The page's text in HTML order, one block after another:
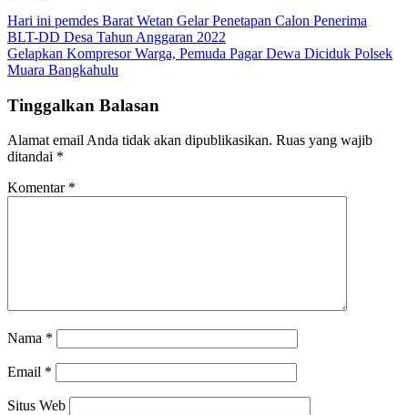
Navigasi
pos
Hari ini pemdes Barat Wetan Gelar Penetapan Calon Penerima
BLT-DD Desa Tahun Anggaran 2022
Gelapkan Kompresor Warga, Pemuda Pagar Dewa Diciduk Polsek
Muara Bangkahulu
Tinggalkan Balasan
Alamat email Anda tidak akan dipublikasikan. Ruas yang wajib
ditandai *
Komentar *
Nama *
Email *
Situs Web